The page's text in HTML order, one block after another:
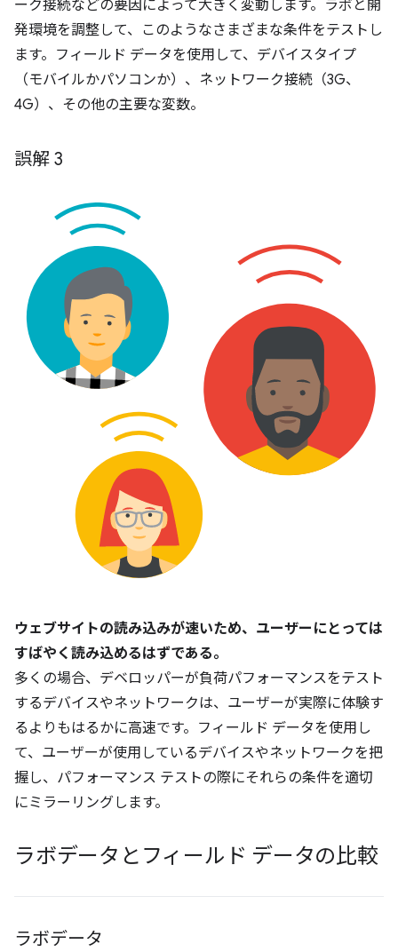
ーク接続などの要因によって大きく変動します。ラボと開
発環境を調整して、このようなさまざまな条件をテストし
ます。フィールド データを使用して、デバイスタイプ
（モバイルかパソコンか）、ネットワーク接続（3G、
4G）、その他の主要な変数。
誤解 3
ウェブサイトの読み込みが速いため、ユーザーにとっては
すばやく読み込めるはずである。
多くの場合、デベロッパーが負荷パフォーマンスをテスト
するデバイスやネットワークは、ユーザーが実際に体験す
るよりもはるかに高速です。フィールド データを使用し
て、ユーザーが使用しているデバイスやネットワークを把
握し、パフォーマンス テストの際にそれらの条件を適切
にミラーリングします。
ラボデータとフィールド データの比較
ラボデータ